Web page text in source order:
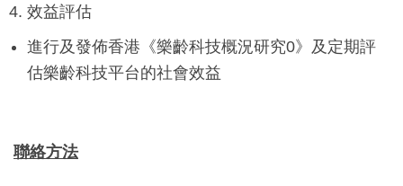
效益評估
進行及發佈香港《樂齡科技概況研究0》及定期評
估樂齡科技平台的社會效益
聯絡方法